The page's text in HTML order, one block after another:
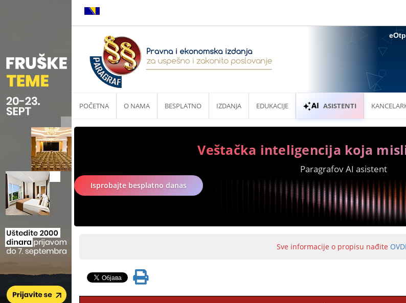
POČETNA O NAMA BESPLATNO IZDANJA EDUKACIJE ASISTENTI
Veštačka inteligencija koja
Paragrafov AI asistent
Isprobajte besplatno danas
Sve informacije o propisu nađite